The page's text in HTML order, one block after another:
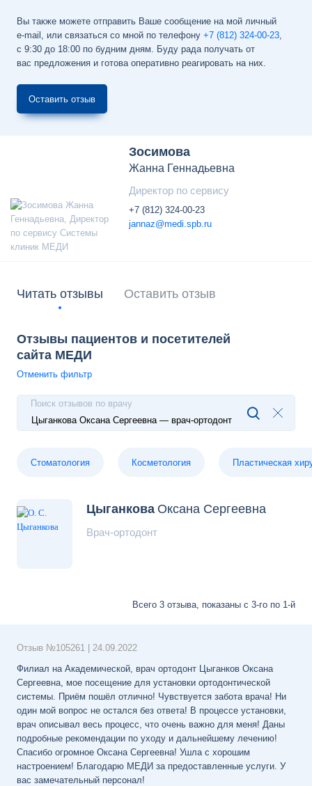
Вы также можете отправить Ваше сообщение на мой личный
e-mail , или связаться со мной по телефону +7 (812) 324-00-23,
с 9:30 до 18:00 по будним дням. Буду рада получать от
вас предложения и готова оперативно реагировать на них.
Оставить отзыв
Зосимова
Жанна Геннадьевна
Директор по сервису
+7 (812) 324-00-23
jannaz@medi.spb.ru
Читать отзывы Оставить отзыв
Отзывы пациентов и посетителей
сайта МЕДИ
Отменить фильтр
Поиск отзывов по врачу
Стоматология Косметология Пластическая
Всего 3 отзыва, показаны с 3-го по 1-й
Отзыв №105261
24.09.2022
Филиал на Академической, врач ортодонт Цыганков Оксана
Сергеевна, мое посещение для установки ортодонтической
системы. Приём пошёл отлично! Чувствуется забота врача! Ни
один мой вопрос не остался без ответа! В процессе установки,
врач описывал весь процесс, что очень важно для меня! Даны
подробные рекомендации по уходу и дальнейшему лечению!
Спасибо огромное Оксана Сергеевна! Ушла с хорошим
настроением! Благодарю МЕДИ за предоставленные услуги. У
вас замечательный персонал!
Цыганкова Оксана Сергеевна
Врач-ортодонт